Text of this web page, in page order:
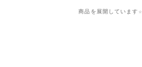
商品を展開しています☆